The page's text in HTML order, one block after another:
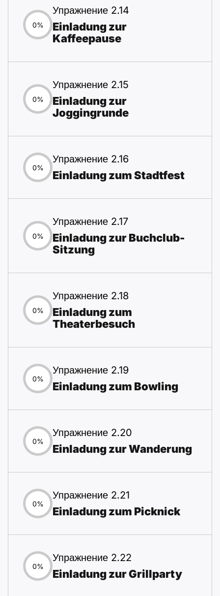
0%
Упражнение 2.14
Einladung zur
Kaffeepause
0%
Упражнение 2.15
Einladung zur
Joggingrunde
0%
Упражнение 2.16
Einladung zum Stadtfest
0%
Упражнение 2.17
Einladung zur Buchclub-
Sitzung
0%
Упражнение 2.18
Einladung zum
Theaterbesuch
0%
Упражнение 2.19
Einladung zum Bowling
0%
Упражнение 2.20
Einladung zur Wanderung
0%
Упражнение 2.21
Einladung zum Picknick
0%
Упражнение 2.22
Einladung zur Grillparty